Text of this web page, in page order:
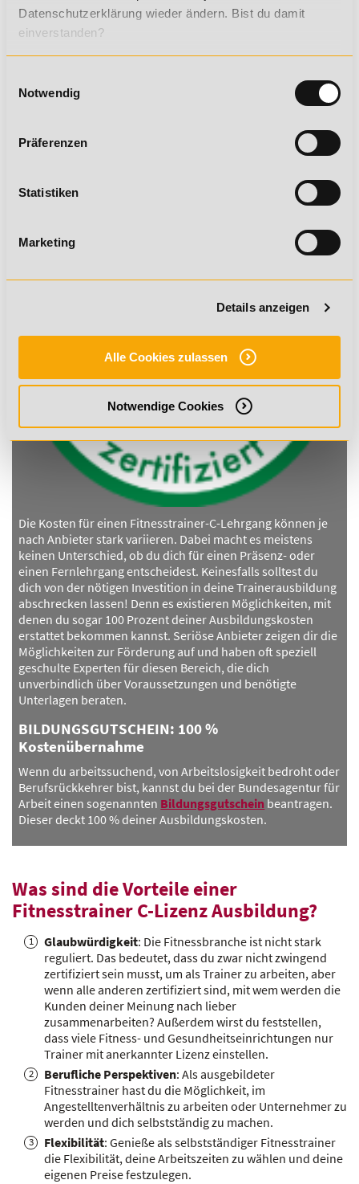
Datenschutzerklärung wieder ändern. Bist du damit
einverstanden?
Notwendig
Präferenzen
Statistiken
Marketing
Details anzeigen
Alle Cookies zulassen
Notwendige Cookies
WhatsApp
WELCHE FÖRDERMÖGLICHKEITEN
Die Kosten für einen Fitnesstrainer-C-Lehrgang können je
nach Anbieter stark variieren. Dabei macht es meistens
keinen Unterschied, ob du dich für einen Präsenz- oder
einen Fernlehrgang entscheidest. Keinesfalls solltest du
dich von der nötigen Investition in deine Trainerausbildung
abschrecken lassen! Denn es existieren Möglichkeiten, mit
denen du sogar 100 Prozent deiner Ausbildungskosten
erstattet bekommen kannst. Seriöse Anbieter zeigen dir die
Möglichkeiten zur Förderung auf und haben oft speziell
geschulte Experten für diesen Bereich, die dich
unverbindlich über Voraussetzungen und benötigte
Unterlagen beraten.
BILDUNGSGUTSCHEIN: 100 %
Kostenübernahme
Wenn du arbeitssuchend, von Arbeitslosigkeit bedroht oder
Berufsrückkehrer bist, kannst du bei der Bundesagentur für
Arbeit einen sogenannten Bildungsgutschein beantragen.
Dieser deckt 100 % deiner Ausbildungskosten.
Was sind die Vorteile einer
Fitnesstrainer C-Lizenz Ausbildung?
Glaubwürdigkeit: Die Fitnessbranche ist nicht stark
reguliert. Das bedeutet, dass du zwar nicht zwingend
zertifiziert sein musst, um als Trainer zu arbeiten, aber
wenn alle anderen zertifiziert sind, mit wem werden die
Kunden deiner Meinung nach lieber
zusammenarbeiten? Außerdem wirst du feststellen,
dass viele Fitness- und Gesundheitseinrichtungen nur
Trainer mit anerkannter Lizenz einstellen.
Berufliche Perspektiven: Als ausgebildeter
Fitnesstrainer hast du die Möglichkeit, im
Angestelltenverhältnis zu arbeiten oder Unternehmer zu
werden und dich selbstständig zu machen.
Flexibilität: Genieße als selbstständiger Fitnesstrainer
die Flexibilität, deine Arbeitszeiten zu wählen und deine
eigenen Preise festzulegen.